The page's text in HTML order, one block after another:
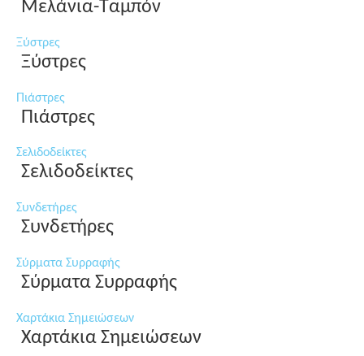
Μελάνια-Ταμπόν
Ξύστρες
Ξύστρες
Πιάστρες
Πιάστρες
Σελιδοδείκτες
Σελιδοδείκτες
Συνδετήρες
Συνδετήρες
Σύρματα Συρραφής
Σύρματα Συρραφής
Χαρτάκια Σημειώσεων
Χαρτάκια Σημειώσεων